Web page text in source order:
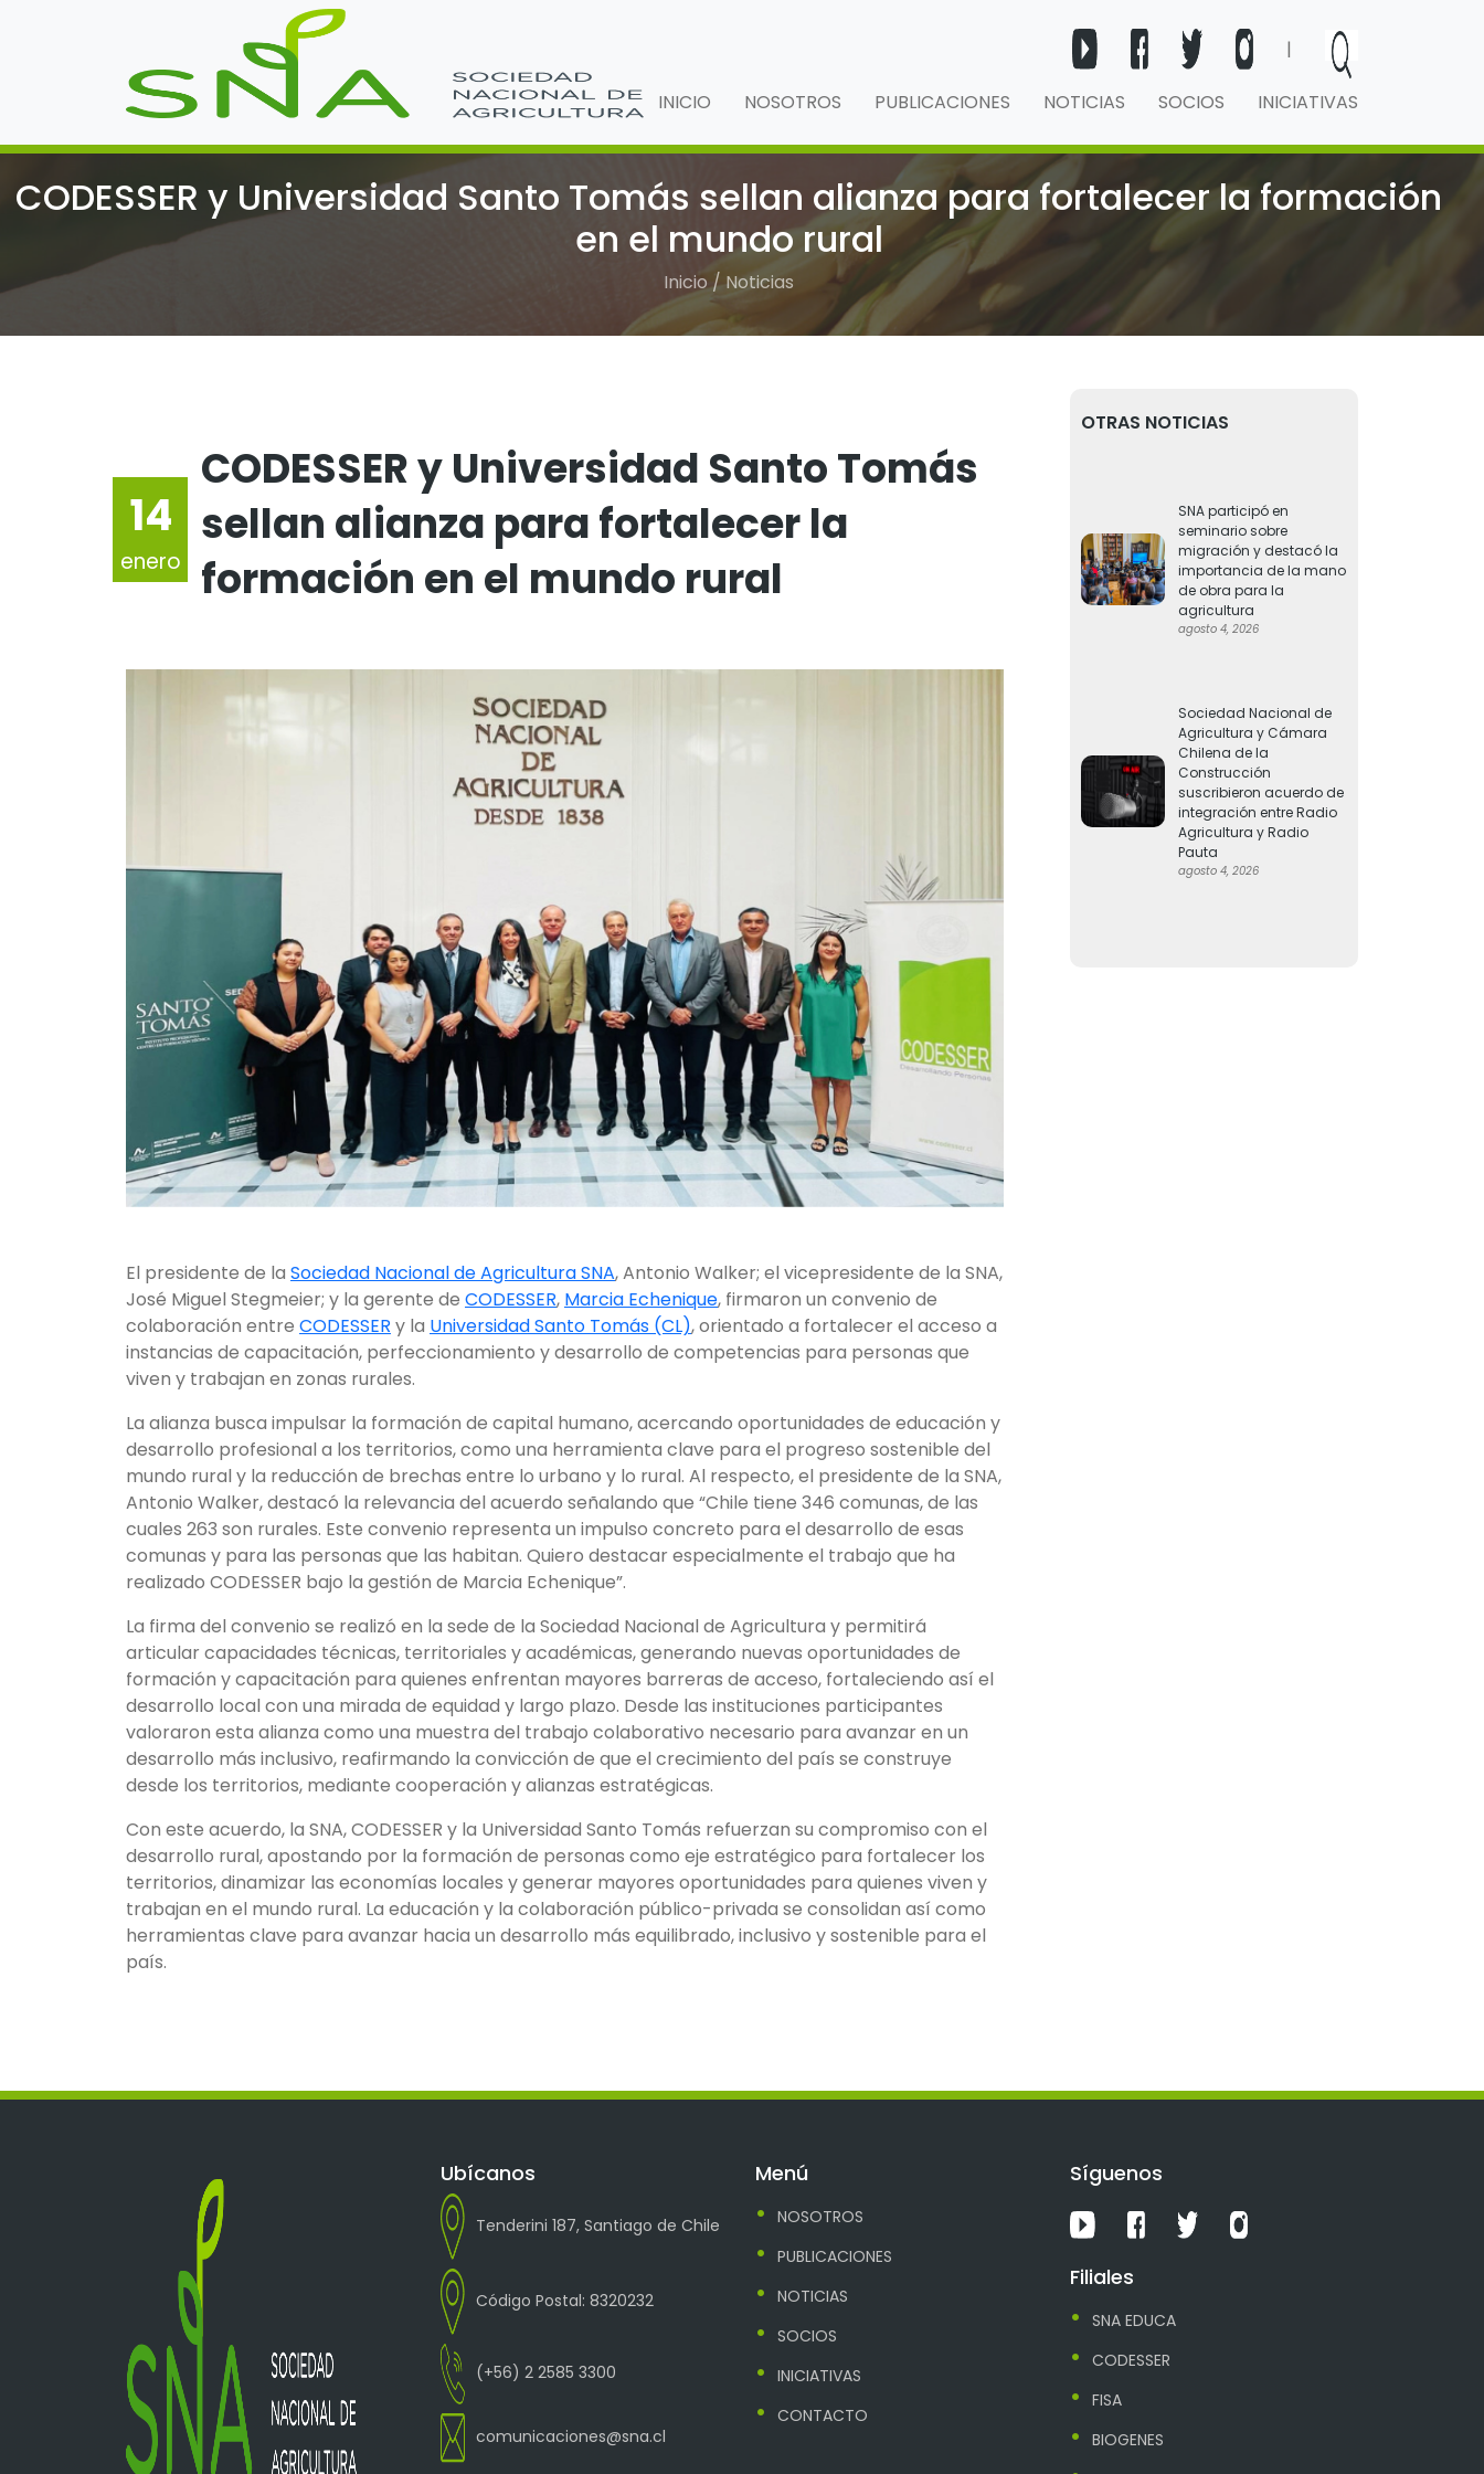
|
INICIO NOSOTROS PUBLICACIONES NOTICIAS SOCIOS INICIATIVAS
CODESSER y Universidad Santo Tomás sellan alianza para fortalecer la formación
en el mundo rural
Inicio / Noticias
14
enero
CODESSER y Universidad Santo Tomás
sellan alianza para fortalecer la
formación en el mundo rural
El presidente de la Sociedad Nacional de Agricultura SNA, Antonio Walker; el vicepresidente de la SNA,
José Miguel Stegmeier; y la gerente de CODESSER, Marcia Echenique, firmaron un convenio de
colaboración entre CODESSER y la Universidad Santo Tomás (CL), orientado a fortalecer el acceso a
instancias de capacitación, perfeccionamiento y desarrollo de competencias para personas que
viven y trabajan en zonas rurales.
La alianza busca impulsar la formación de capital humano, acercando oportunidades de educación y
desarrollo profesional a los territorios, como una herramienta clave para el progreso sostenible del
mundo rural y la reducción de brechas entre lo urbano y lo rural. Al respecto, el presidente de la SNA,
Antonio Walker, destacó la relevancia del acuerdo señalando que “Chile tiene 346 comunas, de las
cuales 263 son rurales. Este convenio representa un impulso concreto para el desarrollo de esas
comunas y para las personas que las habitan. Quiero destacar especialmente el trabajo que ha
realizado CODESSER bajo la gestión de Marcia Echenique”.
La firma del convenio se realizó en la sede de la Sociedad Nacional de Agricultura y permitirá
articular capacidades técnicas, territoriales y académicas, generando nuevas oportunidades de
formación y capacitación para quienes enfrentan mayores barreras de acceso, fortaleciendo así el
desarrollo local con una mirada de equidad y largo plazo. Desde las instituciones participantes
valoraron esta alianza como una muestra del trabajo colaborativo necesario para avanzar en un
desarrollo más inclusivo, reafirmando la convicción de que el crecimiento del país se construye
desde los territorios, mediante cooperación y alianzas estratégicas.
Con este acuerdo, la SNA, CODESSER y la Universidad Santo Tomás refuerzan su compromiso con el
desarrollo rural, apostando por la formación de personas como eje estratégico para fortalecer los
territorios, dinamizar las economías locales y generar mayores oportunidades para quienes viven y
trabajan en el mundo rural. La educación y la colaboración público-privada se consolidan así como
herramientas clave para avanzar hacia un desarrollo más equilibrado, inclusivo y sostenible para el
país.
OTRAS NOTICIAS
SNA participó en
seminario sobre
migración y destacó la
importancia de la mano
de obra para la
agricultura
agosto 4, 2026
Sociedad Nacional de
Agricultura y Cámara
Chilena de la
Construcción
suscribieron acuerdo de
integración entre Radio
Agricultura y Radio
Pauta
agosto 4, 2026
Ubícanos
Tenderini 187, Santiago de Chile
Código Postal: 8320232
(+56) 2 2585 3300
comunicaciones@sna.cl
Menú
NOSOTROS
PUBLICACIONES
NOTICIAS
SOCIOS
INICIATIVAS
CONTACTO
Síguenos
Filiales
SNA EDUCA
CODESSER
FISA
BIOGENES